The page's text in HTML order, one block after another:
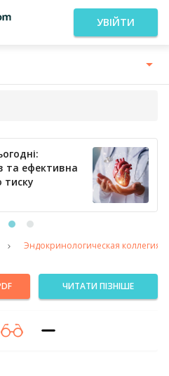
УВІЙТИ
та ефективна
тиску
Эндокринологическая коллегия
ЧИТАТИ ПІЗНІШЕ